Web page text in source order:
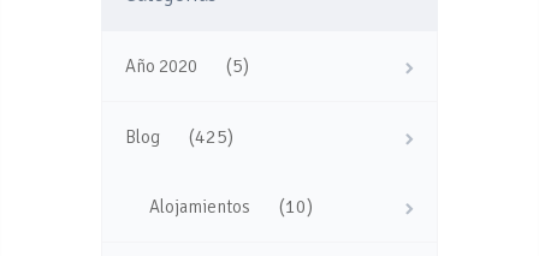
Año 2020 (5)
Blog (425)
Alojamientos (10)